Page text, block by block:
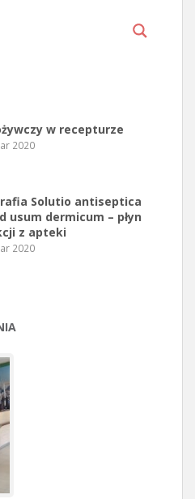
w recepturze
2020
Solutio antiseptica
usum dermicum – płyn
z apteki
2020